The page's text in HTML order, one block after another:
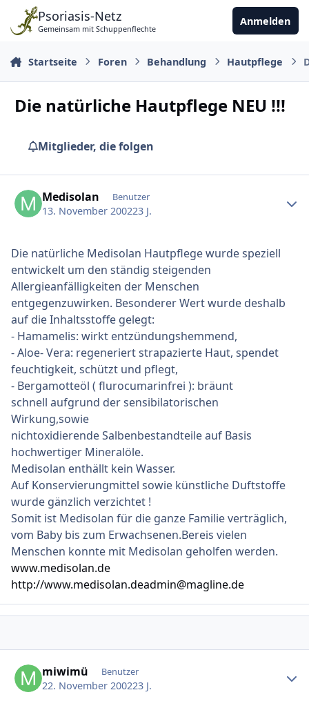
Zu Inhalt springen
Psoriasis-Netz
Gemeinsam mit Schuppenflechte
Anmelden
Startseite Foren Behandlung Hautpflege
Die natürliche Hautpflege NEU !!!
Mitglieder, die folgen
Medisolan Benutzer
13. November 200223 J.
Die natürliche Medisolan Hautpflege wurde speziell
entwickelt um den ständig steigenden
Allergieanfälligkeiten der Menschen
entgegenzuwirken. Besonderer Wert wurde deshalb
auf die Inhaltsstoffe gelegt:
- Hamamelis: wirkt entzündungshemmend,
- Aloe- Vera: regeneriert strapazierte Haut, spendet
feuchtigkeit, schützt und pflegt,
- Bergamotteöl ( flurocumarinfrei ): bräunt
schnell aufgrund der sensibilatorischen
Wirkung,sowie
nichtoxidierende Salbenbestandteile auf Basis
hochwertiger Mineralöle.
Medisolan enthällt kein Wasser.
Auf Konservierungmittel sowie künstliche Duftstoffe
wurde gänzlich verzichtet !
Somit ist Medisolan für die ganze Familie verträglich,
vom Baby bis zum Erwachsenen.Bereis vielen
Menschen konnte mit Medisolan geholfen werden.
www.medisolan.de
http://www.medisolan.deadmin@magline.de
miwimü Benutzer
22. November 200223 J.